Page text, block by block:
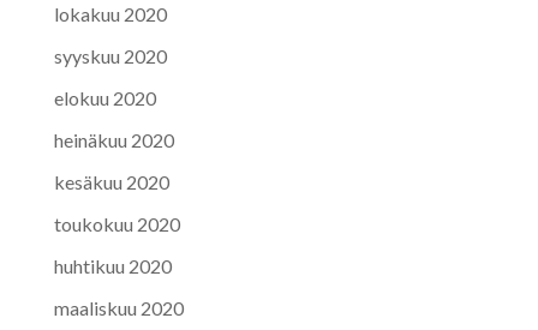
lokakuu 2020
syyskuu 2020
elokuu 2020
heinäkuu 2020
kesäkuu 2020
toukokuu 2020
huhtikuu 2020
maaliskuu 2020